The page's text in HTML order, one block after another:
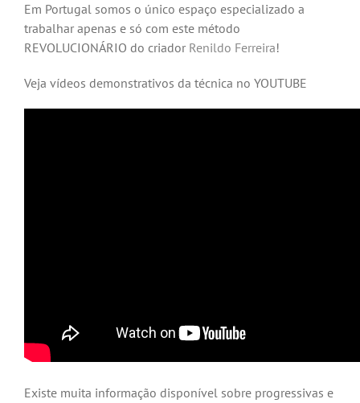
Em Portugal somos o único espaço especializado a
trabalhar apenas e só com este método
REVOLUCIONÁRIO do criador Renildo Ferreira!
Veja vídeos demonstrativos da técnica no YOUTUBE
Existe muita informação disponível sobre progressivas e